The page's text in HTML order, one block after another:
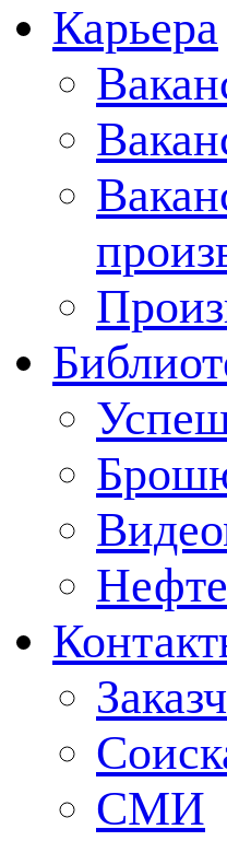
Карьера
СМИ